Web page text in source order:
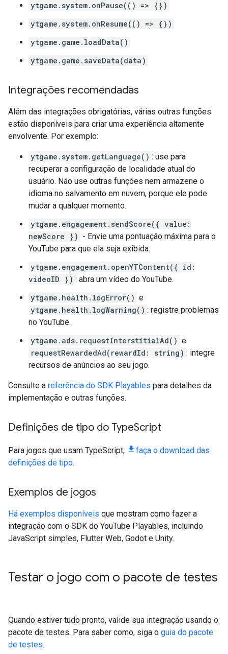
ytgame.system.onPause(() => {})
ytgame.system.onResume(() => {})
ytgame.game.loadData()
ytgame.game.saveData(data)
Integrações recomendadas
Além das integrações obrigatórias, várias outras funções
estão disponíveis para criar uma experiência altamente
envolvente. Por exemplo:
ytgame.system.getLanguage() : use para
recuperar a configuração de localidade atual do
usuário. Não use outras funções nem armazene o
idioma no salvamento em nuvem, porque ele pode
mudar a qualquer momento.
ytgame.engagement.sendScore({ value:
newScore }) - Envie uma pontuação máxima para o
YouTube para que ela seja exibida.
ytgame.engagement.openYTContent({ id:
videoID }) : abra um vídeo do YouTube.
ytgame.health.logError() e
ytgame.health.logWarning() : registre problemas
no YouTube.
ytgame.ads.requestInterstitialAd() e
requestRewardedAd(rewardId: string) : integre
recursos de anúncios ao seu jogo.
Consulte a referência do SDK Playables para detalhes da
implementação e outras funções.
Definições de tipo do TypeScript
Para jogos que usam TypeScript,
faça o download das
definições de tipo.
Exemplos de jogos
Há exemplos disponíveis que mostram como fazer a
integração com o SDK do YouTube Playables, incluindo
JavaScript simples, Flutter Web, Godot e Unity.
Testar o jogo com o pacote de testes
Quando estiver tudo pronto, valide sua integração usando o
pacote de testes. Para saber como, siga o guia do pacote
de testes.